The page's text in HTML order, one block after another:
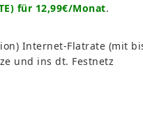
für 12,99€/Monat.
Internet-Flatrate (mit
und ins dt. Festnetz